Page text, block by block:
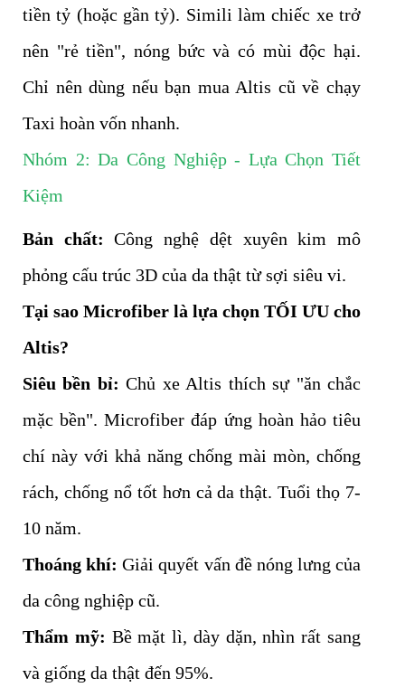
tiền tỷ (hoặc gần tỷ). Simili làm chiếc xe trở
nên "rẻ tiền", nóng bức và có mùi độc hại.
Chỉ nên dùng nếu bạn mua Altis cũ về chạy
Taxi hoàn vốn nhanh.
Nhóm 2: Da Công Nghiệp - Lựa Chọn Tiết
Kiệm
Bản chất: Công nghệ dệt xuyên kim mô
phỏng cấu trúc 3D của da thật từ sợi siêu vi.
Tại sao Microfiber là lựa chọn TỐI ƯU cho
Altis?
Siêu bền bỉ: Chủ xe Altis thích sự "ăn chắc
mặc bền". Microfiber đáp ứng hoàn hảo tiêu
chí này với khả năng chống mài mòn, chống
rách, chống nổ tốt hơn cả da thật. Tuổi thọ 7-
10 năm.
Thoáng khí: Giải quyết vấn đề nóng lưng của
da công nghiệp cũ.
Thẩm mỹ: Bề mặt lì, dày dặn, nhìn rất sang
và giống da thật đến 95%.